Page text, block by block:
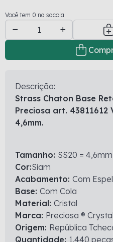
Você tem 0 na sacola
Descrição:
Strass Chaton Base
Preciosa art. 43811612
4,6mm.
Tamanho: SS20 = 4,6mm
Cor:Siam
Acabamento: Com
Base: Com Cola
Material: Cristal
Marca: Preciosa ® Crystal
Origem: República
Quantidade: 1.440